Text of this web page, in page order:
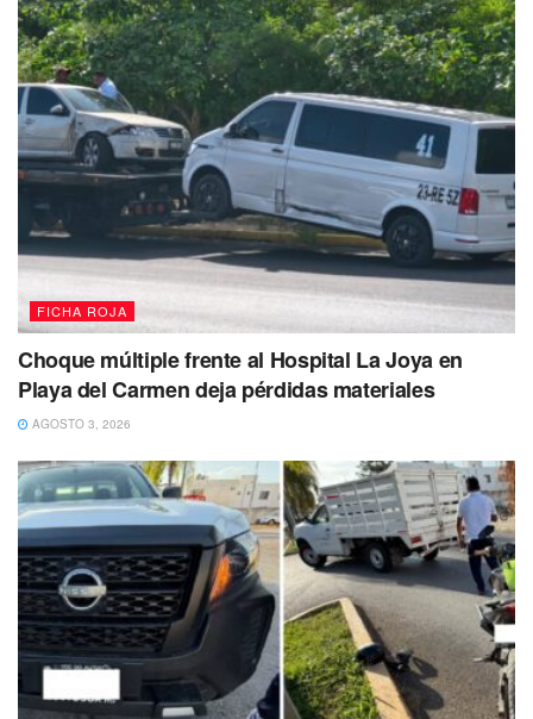
narcóticos.
Al realizarle una inspección de seguridad, encontraron en
una cangurera, 11 bolsitas con una sustancia similar a la
cocaína y 2 teléfonos celulares. Tras informarle el motivo
de su detención, fue puesto a disposición de laFiscalía
General del Estadopor la posible comisión de delitos
contra la salud.
Playa del Carmen
FICHA ROJA
Choque múltiple frente al Hospital La Joya en
Playa del Carmen deja pérdidas materiales
AGOSTO 3, 2026